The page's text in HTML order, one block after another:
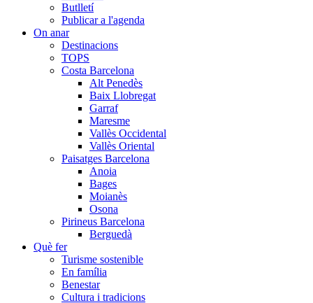
Butlletí
Publicar a l'agenda
On anar
Destinacions
TOPS
Costa Barcelona
Alt Penedès
Baix Llobregat
Garraf
Maresme
Vallès Occidental
Vallès Oriental
Paisatges Barcelona
Anoia
Bages
Moianès
Osona
Pirineus Barcelona
Berguedà
Què fer
Turisme sostenible
En família
Benestar
Cultura i tradicions